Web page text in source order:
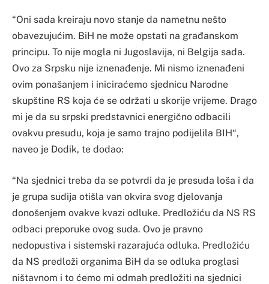
“Oni sada kreiraju novo stanje da nametnu nešto
obavezujućim. BiH ne može opstati na građanskom
principu. To nije mogla ni Jugoslavija, ni Belgija sada.
Ovo za Srpsku nije iznenađenje. Mi nismo iznenađeni
ovim ponašanjem i iniciraćemo sjednicu Narodne
skupštine RS koja će se održati u skorije vrijeme. Drago
mi je da su srpski predstavnici energično odbacili
ovakvu presudu, koja je samo trajno podijelila BIH“,
naveo je Dodik, te dodao:
“Na sjednici treba da se potvrdi da je presuda loša i da
je grupa sudija otišla van okvira svog djelovanja
donošenjem ovakve kvazi odluke. Predložiću da NS RS
odbaci preporuke ovog suda. Ovo je pravno
nedopustiva i sistemski razarajuća odluka. Predložiću
da NS predloži organima BiH da se odluka proglasi
ništavnom i to ćemo mi odmah predložiti na sjednici